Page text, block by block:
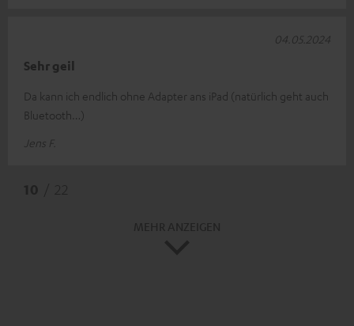
Sehr geil
Da kann ich endlich ohne Adapter ans iPad (natürlich geht auch
Bluetooth…)
Jens F.
04.05.2024